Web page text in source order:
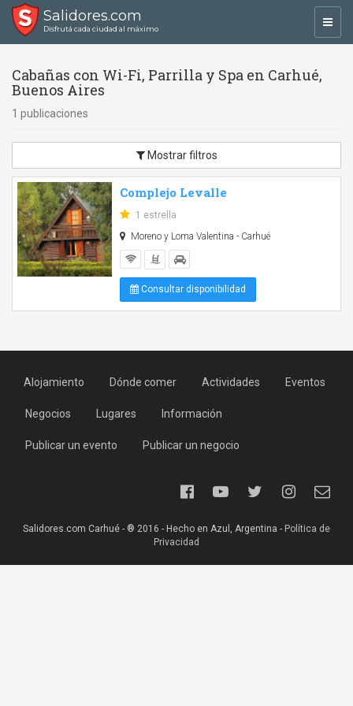
Salidores.com
Disfrutá cada ciudad al máximo
Cabañas con Wi-Fi, Parrilla y Spa en Carhué,
Buenos Aires
1 publicaciones
Mostrar filtros
Complejo Levalle
1 estrella
Moreno y Loma Valentina - Carhué
Consultar disponibilidad
Alojamiento Dónde comer Actividades Eventos
Negocios Lugares Información
Publicar un evento Publicar un negocio
Salidores.com Carhué - ® 2016 - Hecho en Azul, Argentina - Política de
Privacidad